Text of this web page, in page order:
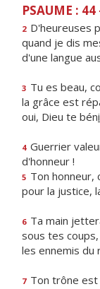
PSAUME : 44
2 D'heureuses
quand je dis
d'une langue
3 Tu es beau,
la grâce est
oui, Dieu te béni
4 Guerrier
d'honneur !
5 Ton honneur,
pour la justice,
6 Ta main
sous tes
les ennemis du
7 Ton trône est